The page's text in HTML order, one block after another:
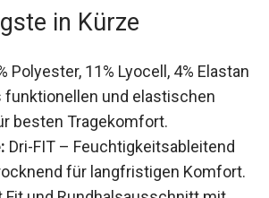
in Kürze
Polyester, 11% Lyocell, 4%
Mix aus funktionellen und
für besten
Dri-FIT – Feuchtigkeitsableitend